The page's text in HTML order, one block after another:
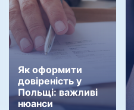
Як оформити
довіреність у
Польщі: важливі
нюанси